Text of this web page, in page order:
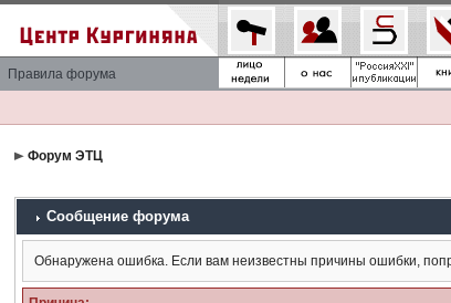
Правила форума
Форум ЭТЦ
Сообщение форума
Обнаружена ошибка. Если вам неизвестны причины ошибки,